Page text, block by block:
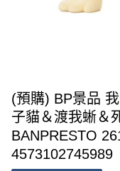
(預購) BP景品
子貓＆渡我蜥＆
BANPRESTO
4573102745989